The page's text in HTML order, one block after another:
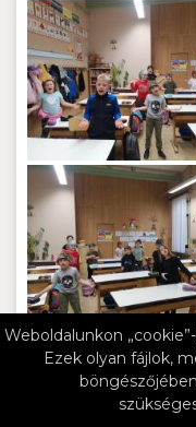
Weboldalunkon
Ezek olyan fájlok,